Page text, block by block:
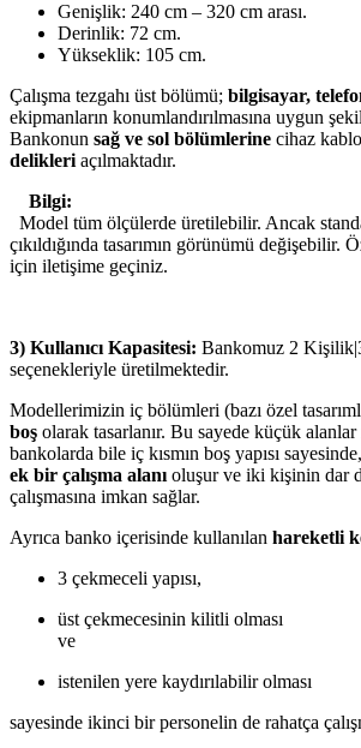
Genişlik: 240 cm – 320 cm arası.
Derinlik: 72 cm.
Yükseklik: 105 cm.
Çalışma tezgahı üst bölümü; bilgisayar,
ekipmanların konumlandırılmasına uygun
Bankonun sağ ve sol bölümlerine cihaz
delikleri açılmaktadır.
Bilgi:
Model tüm ölçülerde üretilebilir. Ancak
çıkıldığında tasarımın görünümü değişebilir.
için iletişime geçiniz.
3) Kullanıcı Kapasitesi: Bankomuz 2
seçenekleriyle üretilmektedir.
Modellerimizin iç bölümleri (bazı özel
boş olarak tasarlanır. Bu sayede küçük
bankolarda bile iç kısmın boş yapısı
ek bir çalışma alanı oluşur ve iki kişinin dar
çalışmasına imkan sağlar.
Ayrıca banko içerisinde kullanılan hareketli
3 çekmeceli yapısı,
üst çekmecesinin kilitli olması
ve
istenilen yere kaydırılabilir olması
sayesinde ikinci bir personelin de rahatça